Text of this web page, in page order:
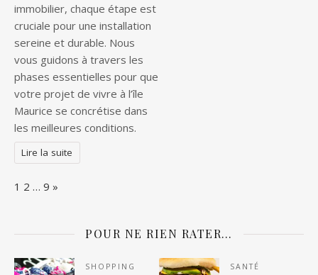
immobilier, chaque étape est
cruciale pour une installation
sereine et durable. Nous
vous guidons à travers les
phases essentielles pour que
votre projet de vivre à l’île
Maurice se concrétise dans
les meilleures conditions.
Lire la suite
Page:
1 2 … 9 Next
»
POUR NE RIEN RATER…
SHOPPING SANTÉ